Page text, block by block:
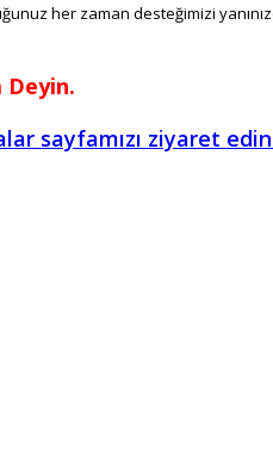
her zaman desteğimizi
sayfamızı ziyaret